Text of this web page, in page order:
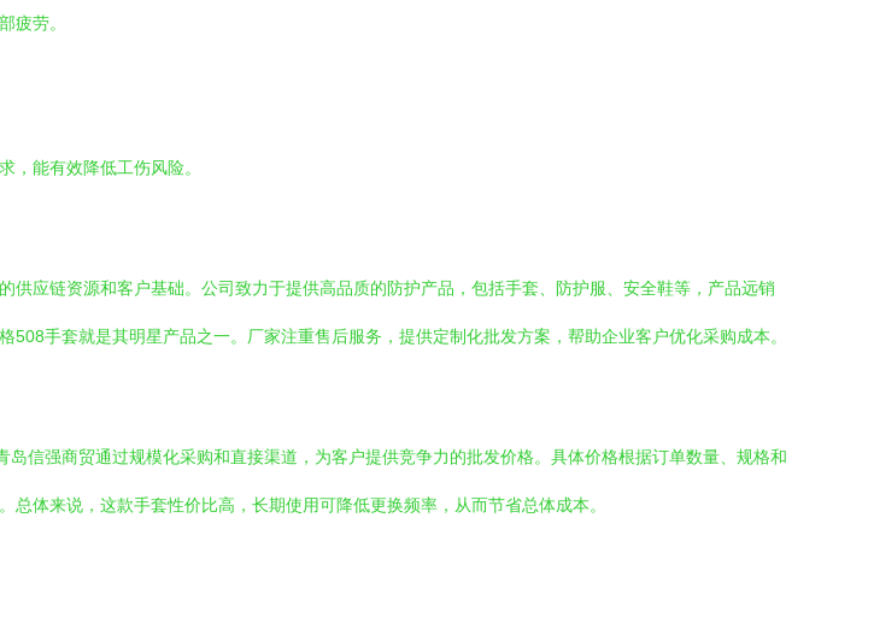
疲劳。
，能有效降低工伤风险。
应链资源和客户基础。公司致力于提供高品质的防护产品，包括手套、防护服、安全鞋等，产品远销
手套就是其明星产品之一。厂家注重售后服务，提供定制化批发方案，帮助企业客户优化采购成本。
信强商贸通过规模化采购和直接渠道，为客户提供竞争力的批发价格。具体价格根据订单数量、规格和
体来说，这款手套性价比高，长期使用可降低更换频率，从而节省总体成本。